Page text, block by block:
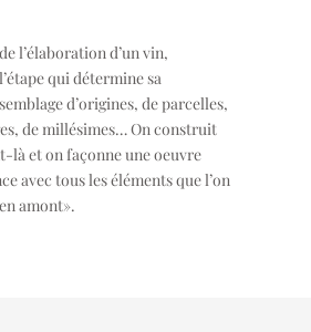
l’élaboration d’un vin,
qui détermine sa
d’origines, de parcelles,
de millésimes… On construit
là et on façonne une oeuvre
avec tous les éléments que l’on
amont».